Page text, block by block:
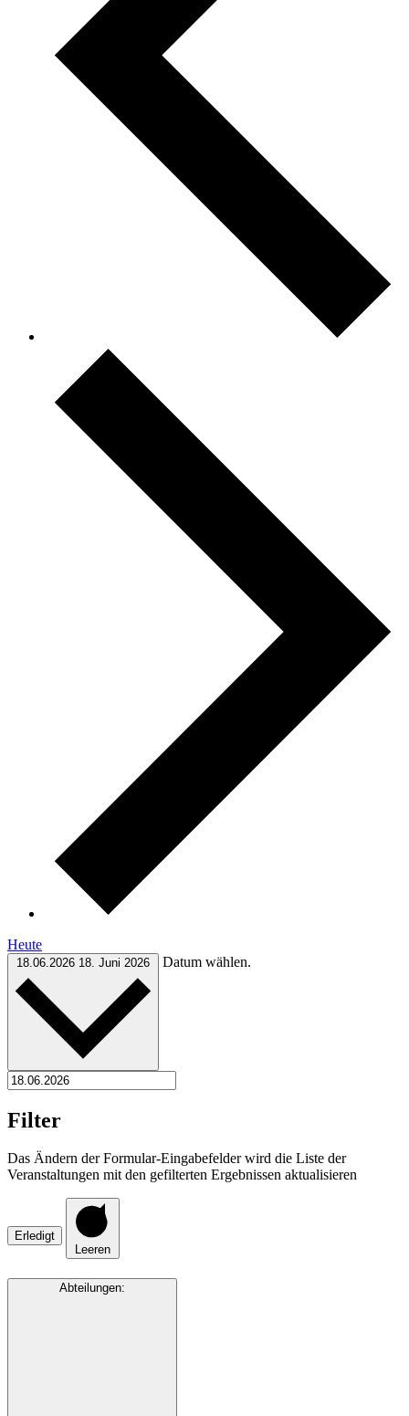
Heute
18.06.2026 18. Juni 2026 Datum wählen.
Filter
Das Ändern der Formular-Eingabefelder wird die Liste der
Veranstaltungen mit den gefilterten Ergebnissen aktualisieren
Erledigt
Leeren
Abteilungen: